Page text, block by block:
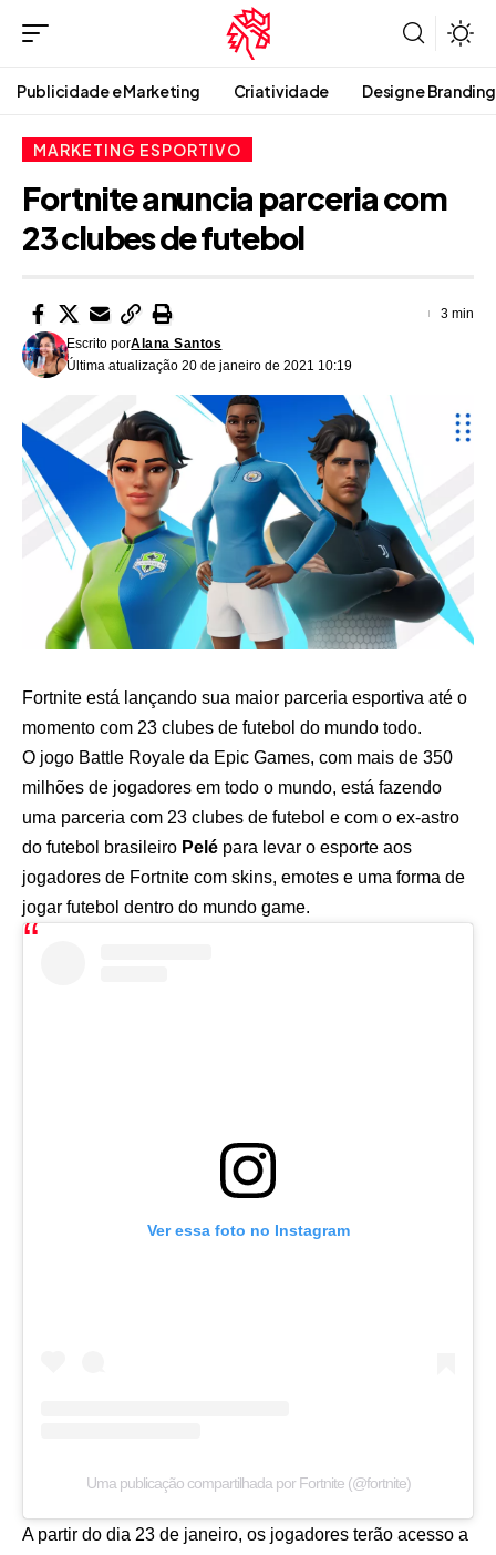
Publicidade e Marketing Criatividade Design e Branding
MARKETING ESPORTIVO
Fortnite anuncia parceria com
23 clubes de futebol
Última atualização 20 de janeiro de 2021 10:19
Escrito porAlana Santos
3 min
Fortnite está lançando sua maior parceria esportiva até o
momento com 23 clubes de futebol do mundo todo.
O jogo Battle Royale da Epic Games, com mais de 350
milhões de jogadores em todo o mundo, está fazendo
uma parceria com 23 clubes de futebol e com o ex-astro
do futebol brasileiro Pelé para levar o esporte aos
jogadores de Fortnite com skins, emotes e uma forma de
jogar futebol dentro do mundo game.
Ver essa foto no Instagram
Uma publicação compartilhada por Fortnite (@fortnite)
A partir do dia 23 de janeiro, os jogadores terão acesso a